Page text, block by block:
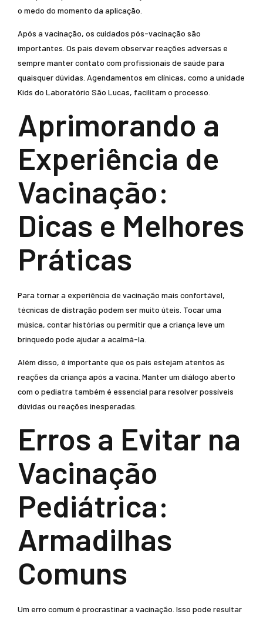
o medo do momento da aplicação.
Após a vacinação, os cuidados pós-vacinação são
importantes. Os pais devem observar reações adversas e
sempre manter contato com profissionais de saúde para
quaisquer dúvidas. Agendamentos em clínicas, como a unidade
Kids do Laboratório São Lucas, facilitam o processo.
Aprimorando a
Experiência de
Vacinação:
Dicas e Melhores
Práticas
Para tornar a experiência de vacinação mais confortável,
técnicas de distração podem ser muito úteis. Tocar uma
música, contar histórias ou permitir que a criança leve um
brinquedo pode ajudar a acalmá-la.
Além disso, é importante que os pais estejam atentos às
reações da criança após a vacina. Manter um diálogo aberto
com o pediatra também é essencial para resolver possíveis
dúvidas ou reações inesperadas.
Erros a Evitar na
Vacinação
Pediátrica:
Armadilhas
Comuns
Um erro comum é procrastinar a vacinação. Isso pode resultar